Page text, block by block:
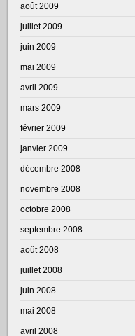
août 2009
juillet 2009
juin 2009
mai 2009
avril 2009
mars 2009
février 2009
janvier 2009
décembre 2008
novembre 2008
octobre 2008
septembre 2008
août 2008
juillet 2008
juin 2008
mai 2008
avril 2008